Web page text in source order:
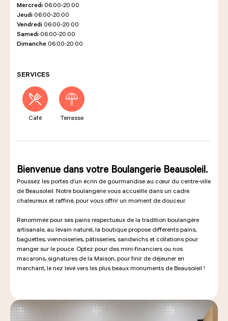
NOUS REJOINDRE
NOUS CONTACTER
Mercredi 06:00-20:00
Jeudi 06:00-20:00
Vendredi 06:00-20:00
Samedi 06:00-20:00
Dimanche 06:00-20:00
SERVICES
Café Terrasse
Bienvenue dans votre Boulangerie Beausoleil.
Poussez les portes d’un écrin de gourmandise au cœur du centre-ville
de Beausoleil. Notre boulangerie vous accueille dans un cadre
chaleureux et raffiné, pour vous offrir un moment de douceur.
Renommée pour ses pains respectueux de la tradition boulangère
artisanale, au levain naturel, la boutique propose différents pains,
baguettes, viennoiseries, pâtisseries, sandwichs et collations pour
manger sur le pouce. Optez pour des mini-financiers ou nos
macarons, signatures de la Maison, pour finir de déjeuner en
marchant, le nez levé vers les plus beaux monuments de Beausoleil !